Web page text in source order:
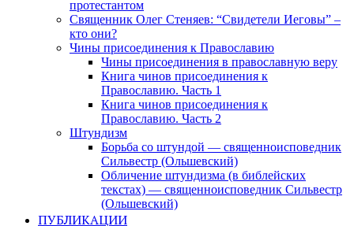
протестантом
Священник Олег Стеняев: “Свидетели Иеговы” –
кто они?
Чины присоединения к Православию
Чины присоединения в православную веру
Книга чинов присоединения к
Православию. Часть 1
Книга чинов присоединения к
Православию. Часть 2
Штундизм
Борьба со штундой — священноисповедник
Сильвестр (Ольшевский)
Обличение штундизма (в библейских
текстах) — священноисповедник Сильвестр
(Ольшевский)
ПУБЛИКАЦИИ